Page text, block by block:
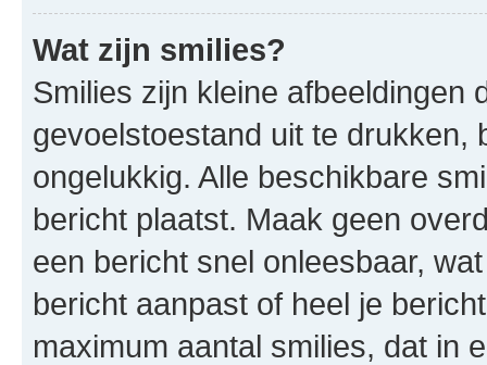
Wat zijn smilies?
Smilies zijn kleine afbeeldingen
gevoelstoestand uit te drukken,
ongelukkig. Alle beschikbare
bericht plaatst. Maak geen
een bericht snel onleesbaar,
bericht aanpast of heel je
maximum aantal smilies, dat in